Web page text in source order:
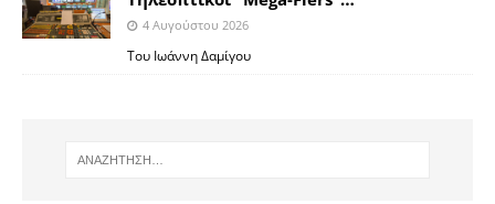
4 Αυγούστου 2026
Toυ Ιωάννη Δαμίγου